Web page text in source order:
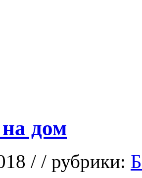
дом
/ / рубрики: